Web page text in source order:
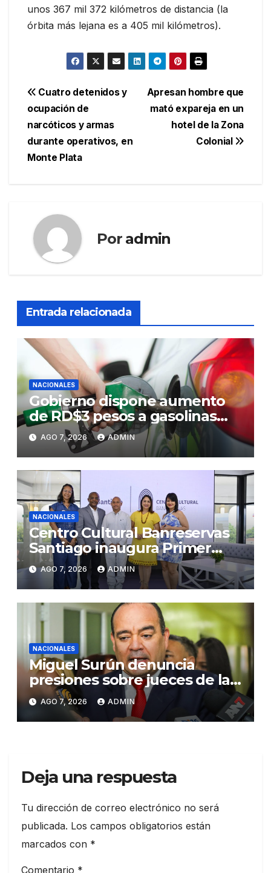
unos 367 mil 372 kilómetros de distancia (la
órbita más lejana es a 405 mil kilómetros).
Navegación
de
entradas
Apresan hombre que
mató expareja en un
hotel de la Zona
Colonial
Cuatro detenidos y
ocupación de
narcóticos y armas
durante operativos, en
Monte Plata
Por admin
Entrada relacionada
NACIONALES
Gobierno dispone aumento
de RD$3 pesos a gasolinas
premium y regular
AGO 7, 2026 ADMIN
NACIONALES
Centro Cultural Banreservas
Santiago inaugura Primer
Congreso de Artesanos de
Santiago
AGO 7, 2026 ADMIN
NACIONALES
Miguel Surún denuncia
presiones sobre jueces de la
Suprema Corte de Justicia
AGO 7, 2026 ADMIN
Deja una respuesta
Tu dirección de correo electrónico no será
publicada. Los campos obligatorios están
marcados con *
Comentario *